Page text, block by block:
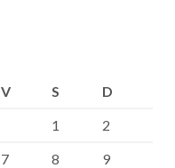
V S
D
1
2
7 8
9